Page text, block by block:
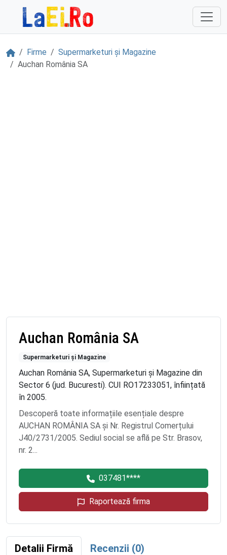
Sari la continut
AcasăFirme
Supermarketuri și Magazine
Auchan România SA
Auchan România SA
Supermarketuri și Magazine
Auchan România SA, Supermarketuri și Magazine din
Sector 6 (jud. Bucuresti). CUI RO17233051, înființată
în 2005.
Descoperă toate informațiile esențiale despre
AUCHAN ROMÂNIA SA și Nr. Registrul Comerțului
J40/2731/2005. Sediul social se află pe Str. Brasov,
nr. 2...
037481****
Raportează firma
Detalii Firmă Recenzii (0)